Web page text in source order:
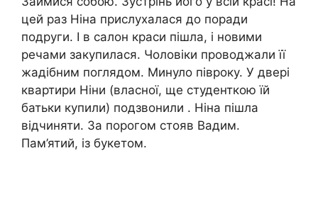
цей раз Ніна прислухалася до поради
подруги. І в салон краси пішла, і новими
речами закупилася. Чоловіки проводжали її
жадібним поглядом. Минуло півроку. У двері
квартири Ніни (власної, ще студенткою їй
батьки купили) подзвонили . Ніна пішла
відчиняти. За порогом стояв Вадим.
Пам’ятий, із букетом.